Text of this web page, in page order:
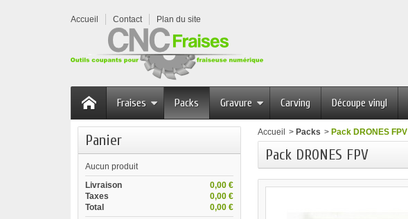
Accueil Contact Plan du site
Fraises Packs Gravure Carving Découpe vinyl
Panier
Aucun produit
0,00 €
Livraison
0,00 €
Taxes
0,00 €
Total
Accueil > Packs > Pack DRONES FPV
Pack DRONES FPV